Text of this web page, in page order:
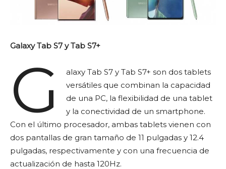
Galaxy Tab S7 y Tab S7+
G
alaxy Tab S7 y Tab S7+ son dos tablets
versátiles que combinan la capacidad
de una PC, la flexibilidad de una tablet
y la conectividad de un smartphone.
Con el último procesador, ambas tablets vienen con
dos pantallas de gran tamaño de 11 pulgadas y 12.4
pulgadas, respectivamente y con una frecuencia de
actualización de hasta 120Hz.